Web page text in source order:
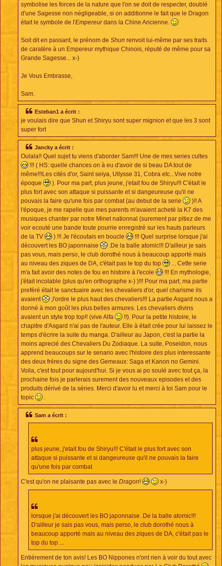
symbolise les forces de la nature que l'on se doit de respecter, doublé
d'une Sagesse non négligeable, si on additionne le fait que le Dragon
était le symbole de l'Empereurdans la Chine Ancienne.
Soit dit en passant, le prénom de Shun renvoit lui-même par ses traits
de caratère à un Empereur mythique Chinois, réputé de même pour sa
Grande Sagesse... x-)
Je Vous Embrasse,
Sam.
Esteban1 a écrit :
je voulais dire que Shun et Shiryu sont super mignion et que les 3 sont
super fort
Jancky a écrit :
Oulala!! Quel sujet tu viens d'aborder Sam!!! Une de mes series cultes
!!! ( HS: quelle chances on à eu d'avoir de si beau DA tout de
même!!!Les cités d'or, Saint seiya, Ullysse 31, Cobra etc...Vive notre
époque
). Pour ma part, plus jeune, j'etait fou de Shiryu!!! C'était le
plus fort avec son attaque si puissante et si dangeureuse qu'il ne
pouvais la faire qu'une fois par combat (au debut de la serie
)!! A
l'époque, je me rapelle que mes parents m'avaient acheté la K7 des
musiques chanter par notre Minet nationnal (surement par pitiez de me
voir ecouté une bande toute pourrie enregistré sur les hauts parleurs
de la TV
) !!! Je l'écoutais en boucle
!!! Quel surprise lorsque j'ai
découvert les BO japonnaise
.De la balle atomic!!! D'ailleur je sais
pas vous, mais perso, le club dorothé nous à beaucoup apporté mais
au niveau des ziques de DA, c'était pas le top du top
... Cette serie
m'a fait avoir des notes de fou en histoire à l'ecole
!!! En mythologie,
j'était incolable (plus qu'en orthographe x-) )!!! Pour ma part, ma partie
preféré était le sanctuaire avec les chevaliers d'or, quel charisme ils
avaient
,l'ordre le plus haut des chevaliers!!! La partie Asgard nous a
donné à mon goût les plus belles armures. Les chevaliers divins
avaient un style trop top!! (vive Alfa
!!). Pour la petite histoire, le
chapitre d'Asgard n'ai pas de l'auteur. Elle à était crée pour lui laissez le
temps d'écrire la suite du manga. D'ailleur au Japon, c'est la partie la
moins aprecié des Chevaliers Du Zodiaque. La suite, Poseidon, nous
apprend beaucoups sur le senario avec l'histoire des plus interessante
des deux fréres du signe des Gemeaux: Saga et Kanon no Gemini.
Voila, c'est tout pour aujourd'hui. Si je vous ai po soulé avec tout ça, la
prochaine fois je parlerais surement des nouveaux episodes et des
produits dérivé de la séries. Merci d'avoir lu et merci à toi Sam pour le
topic
.
Sam a écrit :
plus jeune, j'etait fou de Shiryu!!! C'était le plus fort avec son
attaque si puissante et si dangeureuse qu'il ne pouvais la faire
qu'une fois par combat
C'est qu'on ne plaisante pas avec le Dragon! x-)
lorsque j'ai découvert les BO japonnaise .De la balle atomic!!!
D'ailleur je sais pas vous, mais perso, le club dorothé nous à
beaucoup apporté mais au niveau des ziques de DA, c'était pas le
top du top ...
Entiérement de ton avis! Les BO Nippones n'ont rien à voir du tout avec